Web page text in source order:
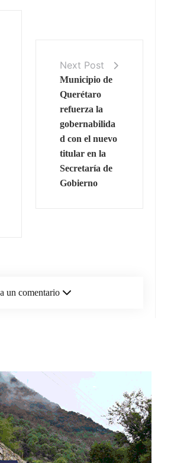
Next Post
Municipio de
Querétaro
refuerza la
gobernabilida
d con el nuevo
titular en la
Secretaría de
Gobierno
un comentario